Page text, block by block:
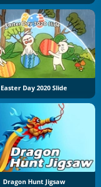
Easter Day 2020 Slide
Dragon Hunt Jigsaw